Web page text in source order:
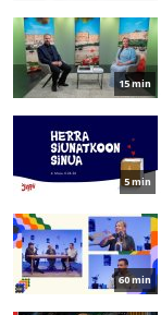
15 min
5 min
60 min